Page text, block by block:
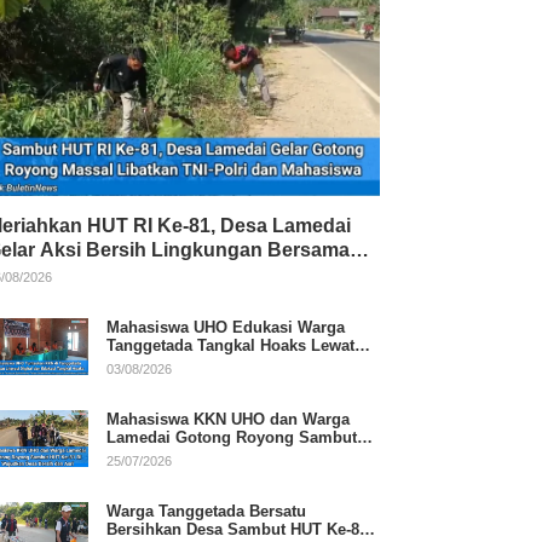
HUT RI Ke-81, Desa Lamedai
Aksi Bersih Lingkungan Bersama
Polri
08/2026
Mahasiswa UHO Edukasi Warga
Tanggetada Tangkal Hoaks Lewat
Program Literasi
03/08/2026
Mahasiswa KKN UHO dan Warga
Lamedai Gotong Royong Sambut
HUT Ke-81 RI
25/07/2026
Warga Tanggetada Bersatu
Bersihkan Desa Sambut HUT Ke-81